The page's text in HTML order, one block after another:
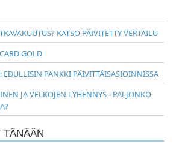
KATSO PÄIVITETTY VERTAILU
GOLD
EDULLISIN PANKKI PÄIVITTÄISASIOINNISSA
JA VELKOJEN LYHENNYS - PALJONKO
TÄNÄÄN